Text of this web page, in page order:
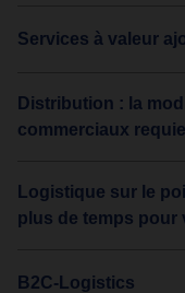
Services à valeur
Distribution : la
commerciaux
Logistique sur le
plus de temps pour
B2C-Logistics